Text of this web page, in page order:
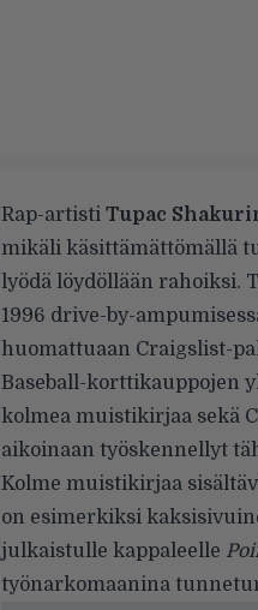
Rap-artisti Tupac
mikäli käsittämättömällä
lyödä löydöllään rahoiksi.
1996 drive-by-
huomattuaan Craigslist-
Baseball-korttikauppojen
kolmea muistikirjaa sekä
aikoinaan työskennellyt
Kolme muistikirjaa
on esimerkiksi
julkaistulle kappaleelle
työnarkomaanina